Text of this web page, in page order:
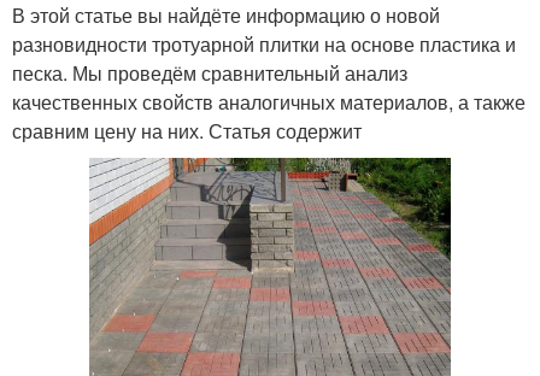
В этой статье вы найдёте информацию о новой
разновидности тротуарной плитки на основе пластика и
песка. Мы проведём сравнительный анализ
качественных свойств аналогичных материалов, а также
сравним цену на них. Статья содержит